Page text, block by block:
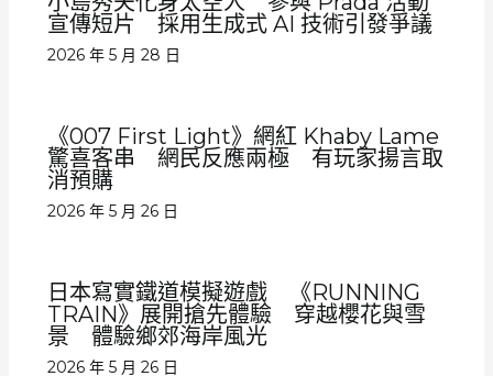
宣傳短片 採用生成式 AI 技術引發爭議
2026 年 5 月 28 日
《007 First Light》網紅 Khaby Lame
驚喜客串 網民反應兩極 有玩家揚言取
消預購
2026 年 5 月 26 日
日本寫實鐵道模擬遊戲 《RUNNING
TRAIN》展開搶先體驗 穿越櫻花與雪
景 體驗鄉郊海岸風光
2026 年 5 月 26 日